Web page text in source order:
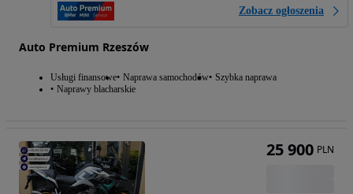
Zobacz ogłoszenia
Auto Premium Rzeszów
Usługi finansowe Naprawa samochodów Szybka naprawa
Naprawy blacharskie
25 900 PLN